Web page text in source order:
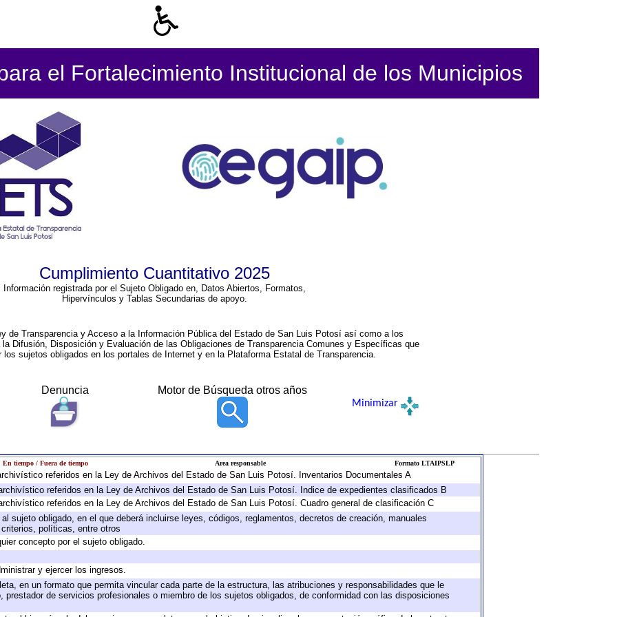
el Fortalecimiento Institucional de los Municipios
Cumplimiento Cuantitativo 2025
Información registrada por el Sujeto Obligado en, Datos Abiertos, Formatos,
Hipervínculos y Tablas Secundarias de apoyo.
de Transparencia y Acceso a la Información Pública del Estado de San Luis Potosí así como a los
Difusión, Disposición y Evaluación de las Obligaciones de Transparencia Comunes y Específicas que
los sujetos obligados en los portales de Internet y en la Plataforma Estatal de Transparencia.
Denuncia Motor de Búsqueda otros años
Minimizar
En tiempo / Fuera de tiempo Area responsable Formato LTAIPSLP
referidos en la Ley de Archivos del Estado de San Luis Potosí. Inventarios Documentales A
referidos en la Ley de Archivos del Estado de San Luis Potosí. Indice de expedientes clasificados B
referidos en la Ley de Archivos del Estado de San Luis Potosí. Cuadro general de clasificación C
sujeto obligado, en el que deberá incluirse leyes, códigos, reglamentos, decretos de creación, manuales
políticas, entre otros
concepto por el sujeto obligado.
y ejercer los ingresos.
en un formato que permita vincular cada parte de la estructura, las atribuciones y responsabilidades que le
prestador de servicios profesionales o miembro de los sujetos obligados, de conformidad con las disposiciones